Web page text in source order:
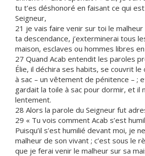
tu t’es déshonoré en faisant ce qui
Seigneur,
21 je vais faire venir sur toi le
ta descendance, j’exterminerai tous
maison, esclaves ou hommes libres
27 Quand Acab entendit les paroles
Élie, il déchira ses habits, se couvrit le
à sac – un vêtement de pénitence – ;
gardait la toile à sac pour dormir, et il
lentement.
28 Alors la parole du Seigneur fut
29 « Tu vois comment Acab s’est
Puisqu’il s’est humilié devant moi, je
malheur de son vivant ; c’est sous le
que je ferai venir le malheur sur sa